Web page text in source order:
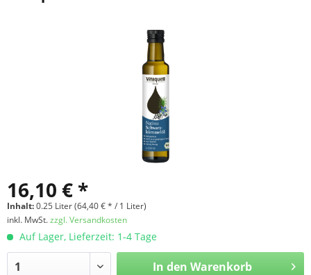
16,10 € *
Inhalt:0.25 Liter (64,40 € * / 1 Liter)
inkl. MwSt.zzgl. Versandkosten
Auf Lager, Lieferzeit: 1-4 Tage
In den Warenkorb